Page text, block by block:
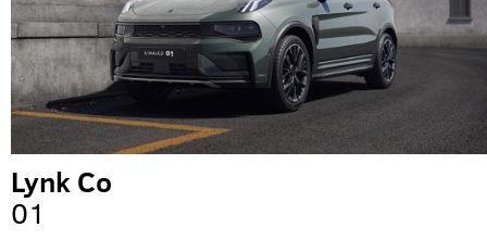
Lynk Co
01